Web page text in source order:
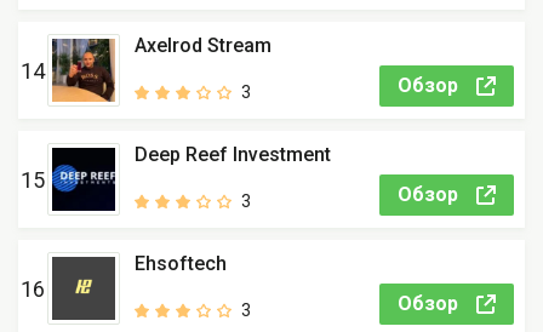
14
Axelrod Stream
3 Обзор
15
Deep Reef Investment
3 Обзор
16
Ehsoftech
3 Обзор